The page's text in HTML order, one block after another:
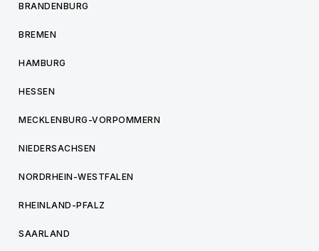
BRANDENBURG
BREMEN
HAMBURG
HESSEN
MECKLENBURG-VORPOMMERN
NIEDERSACHSEN
NORDRHEIN-WESTFALEN
RHEINLAND-PFALZ
SAARLAND